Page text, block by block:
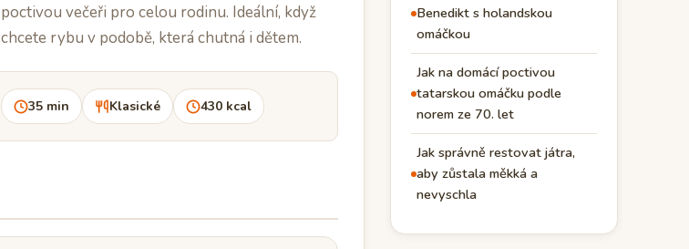
poctivou večeři pro celou rodinu. Ideální, když
chcete rybu v podobě, která chutná i dětem.
35 min Klasické 430 kcal
Benedikt s holandskou
omáčkou
Jak na domácí poctivou
tatarskou omáčku podle
norem ze 70. let
Jak správně restovat játra,
aby zůstala měkká a
nevyschla